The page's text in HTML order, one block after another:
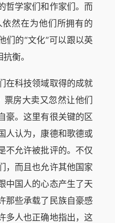
哲学家们和作家们。而
然在为他们所拥有的
们的“文化”可以跟以英
衡。
在科技领域取得的成就
票房大卖又忽然让他们
豪。这里有很关键的区
人认为，康德和歌德或
不允许被批评的。不仅
，而且也允许其他国家
中国人的心态产生了天
那些承载了民族自豪感
多人也正确地指出，这